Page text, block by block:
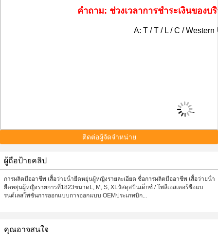
คําถาม: ช่วงเวลาการชําระเงินของ
A: T / T / L / C / Western
ติดต่อผู้จัดจำหน่าย
ผู้ถือป้ายคลิป
การผลิตมืออาชีพ เสื้อว่ายน้ํายืดหยุ่นผู้หญิงรายละเอียด ชื่อการผลิตมืออาชีพ เสื้อว่ายน้ํา
ยืดหยุ่นผู้หญิงรายการที่1823ขนาดL, M, S, XLวัสดุสปันเด็กซ์ / โพลีเอสเตอร์ชื่อแบ
รนด์เลสโพชันการออกแบบการออกแบบ OEMประเภทบิก...
คุณอาจสนใจ